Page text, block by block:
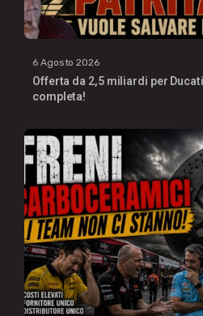
6 Agosto 2026
Offerta da 2,5 miliardi per
completa!